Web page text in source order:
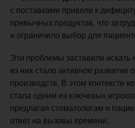
с поставками привели к
привычных продуктов, что
и ограничило выбор для
Эти проблемы заставили искать
из них стало активное развитие
производств. В этом контексте
стала одним из ключевых
предлагая стоматологам и
ответ на вызовы времени.